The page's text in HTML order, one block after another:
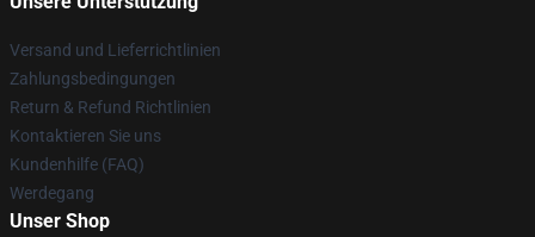
Versand und Lieferrichtlinien
Zahlungsbedingungen
Return & Refund Richtlinien
Kontaktieren Sie uns
Kundenhilfe (FAQ)
Werdegang
Unser Shop